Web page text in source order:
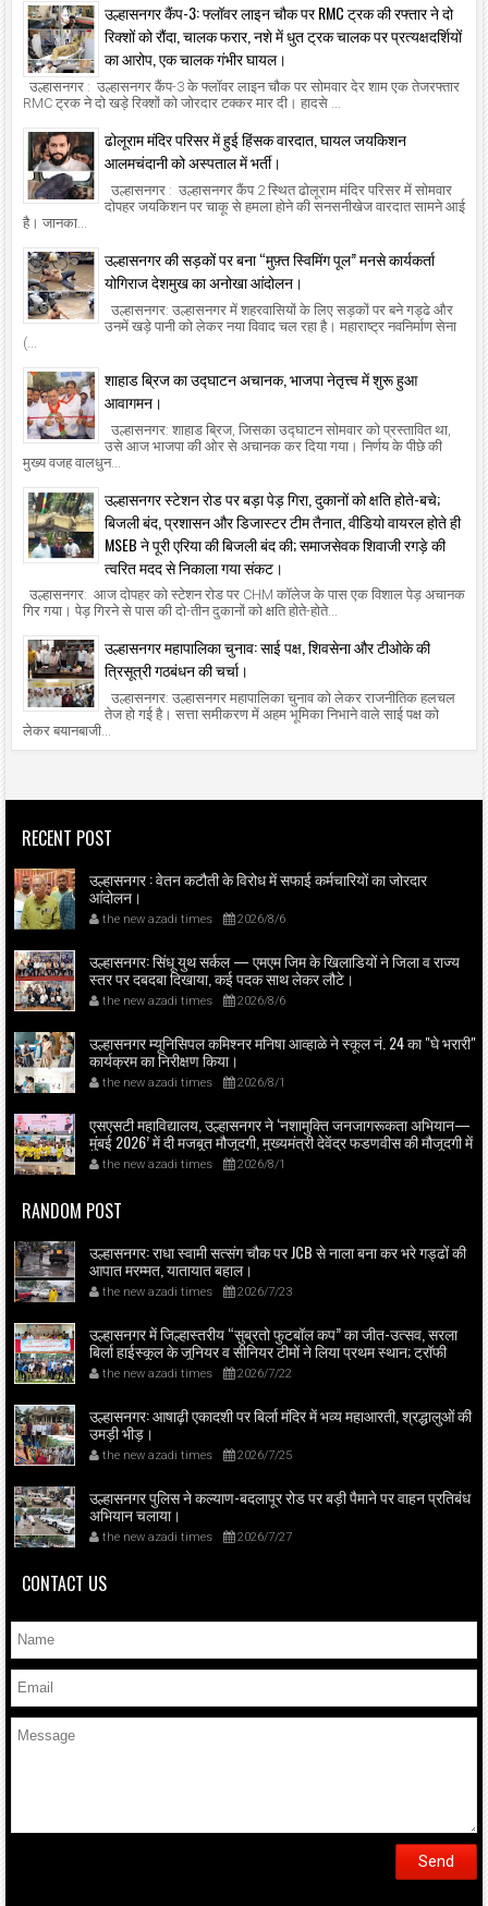
उल्हासनगर कैंप-3: फ्लॉवर लाइन चौक पर RMC ट्रक की रफ्तार ने दो
रिक्शों को रौंदा, चालक फरार, नशे में धुत ट्रक चालक पर प्रत्यक्षदर्शियों
का आरोप, एक चालक गंभीर घायल।
उल्हासनगर : उल्हासनगर कैंप-3 के फ्लॉवर लाइन चौक पर सोमवार देर शाम एक तेजरफ्तार
RMC ट्रक ने दो खड़े रिक्शों को जोरदार टक्कर मार दी। हादसे ...
ढोलूराम मंदिर परिसर में हुई हिंसक वारदात, घायल जयकिशन
आलमचंदानी को अस्पताल में भर्ती।
उल्हासनगर : उल्हासनगर कैंप 2 स्थित ढोलूराम मंदिर परिसर में सोमवार
दोपहर जयकिशन पर चाकू से हमला होने की सनसनीखेज वारदात सामने आई
है। जानका...
उल्हासनगर की सड़कों पर बना “मुफ़्त स्विमिंग पूल” मनसे कार्यकर्ता
योगिराज देशमुख का अनोखा आंदोलन।
उल्हासनगर: उल्हासनगर में शहरवासियों के लिए सड़कों पर बने गड्ढे और
उनमें खड़े पानी को लेकर नया विवाद चल रहा है। महाराष्ट्र नवनिर्माण सेना
(...
शाहाड ब्रिज का उद्घाटन अचानक, भाजपा नेतृत्त्व में शुरू हुआ
आवागमन।
उल्हासनगर: शाहाड ब्रिज, जिसका उद्घाटन सोमवार को प्रस्तावित था,
उसे आज भाजपा की ओर से अचानक कर दिया गया। निर्णय के पीछे की
मुख्य वजह वालधुन...
उल्हासनगर स्टेशन रोड पर बड़ा पेड़ गिरा, दुकानों को क्षति होते-बचे;
बिजली बंद, प्रशासन और डिजास्टर टीम तैनात, वीडियो वायरल होते ही
MSEB ने पूरी एरिया की बिजली बंद की; समाजसेवक शिवाजी रगड़े की
त्वरित मदद से निकाला गया संकट।
उल्हासनगर: आज दोपहर को स्टेशन रोड पर CHM कॉलेज के पास एक विशाल पेड़ अचानक
गिर गया। पेड़ गिरने से पास की दो-तीन दुकानों को क्षति होते-होते...
उल्हासनगर महापालिका चुनाव: साई पक्ष, शिवसेना और टीओके की
त्रिसूत्री गठबंधन की चर्चा।
उल्हासनगर: उल्हासनगर महापालिका चुनाव को लेकर राजनीतिक हलचल
तेज हो गई है। सत्ता समीकरण में अहम भूमिका निभाने वाले साई पक्ष को
लेकर बयानबाजी...
RECENT POST
उल्हासनगर : वेतन कटौती के विरोध में सफाई कर्मचारियों का जोरदार
आंदोलन।
the new azadi times 2026/8/6
उल्हासनगर: सिंधू युथ सर्कल — एमएम जिम के खिलाडियों ने जिला व राज्य
स्तर पर दबदबा दिखाया, कई पदक साथ लेकर लौटे।
the new azadi times 2026/8/6
उल्हासनगर म्यूनिसिपल कमिश्नर मनिषा आव्हाळे ने स्कूल नं. 24 का "घे भरारी"
कार्यक्रम का निरीक्षण किया।
the new azadi times 2026/8/1
एसएसटी महाविद्यालय, उल्हासनगर ने ‘नशामुक्ति जनजागरूकता अभियान—
मुंबई 2026’ में दी मजबूत मौजूदगी, मुख्यमंत्री देवेंद्र फडणवीस की मौजूदगी में
मुंबई के एनएससीआई डोम में आयोजित शपथ ग्रहण समारोह का लाइव
प्रसारण उल्हासनगर में भी दिखाया गया; छात्रों ने प्रत्यक्ष व ऑनलाइन
the new azadi times 2026/8/1
RANDOM POST
उल्हासनगर: राधा स्वामी सत्संग चौक पर JCB से नाला बना कर भरे गड्ढों की
आपात मरम्मत, यातायात बहाल।
the new azadi times 2026/7/23
उल्हासनगर में जिल्हास्तरीय “सुब्रतो फुटबॉल कप” का जीत-उत्सव, सरला
बिर्ला हाईस्कूल के जूनियर व सीनियर टीमों ने लिया प्रथम स्थान; ट्रॉफी
मनिषा आव्हाळे व पदाधिकारियों ने प्रदान की।
the new azadi times 2026/7/22
उल्हासनगर: आषाढ़ी एकादशी पर बिर्ला मंदिर में भव्य महाआरती, श्रद्धालुओं की
उमड़ी भीड़।
the new azadi times 2026/7/25
उल्हासनगर पुलिस ने कल्याण-बदलापूर रोड पर बड़ी पैमाने पर वाहन प्रतिबंध
अभियान चलाया।
the new azadi times 2026/7/27
CONTACT US